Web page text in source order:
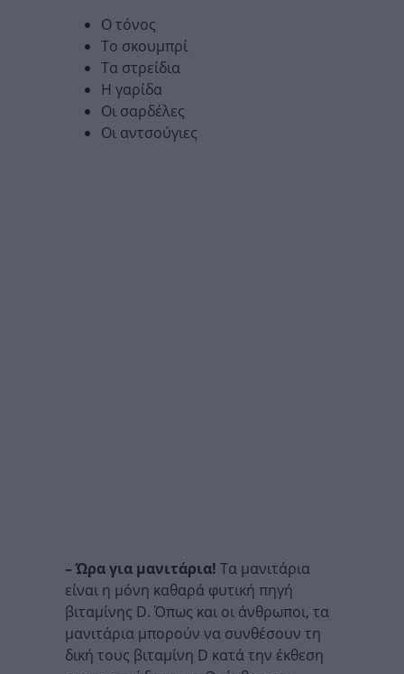
Ο τόνος
Το σκουμπρί
Τα στρείδια
Η γαρίδα
Οι σαρδέλες
Οι αντσούγιες
– Ώρα για μανιτάρια! Τα μανιτάρια
είναι η μόνη καθαρά φυτική πηγή
βιταμίνης D. Όπως και οι άνθρωποι, τα
μανιτάρια μπορούν να συνθέσουν τη
δική τους βιταμίνη D κατά την έκθεση